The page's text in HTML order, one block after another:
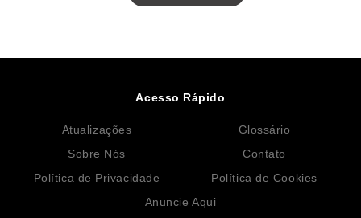
Acesso Rápido
Atualizações
Glossário
Sobre Nós
Contato
Política de Privacidade
Política de Cookies
Anuncie Aqui